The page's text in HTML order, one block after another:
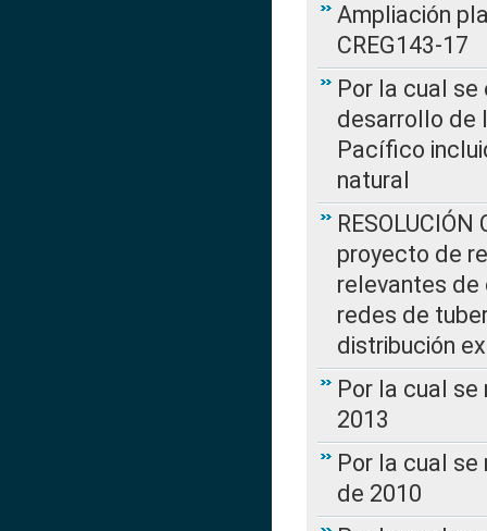
Ampliación
CREG143-17
Por la cual
desarrollo de
Pacífico
natural
proyecto de
relevantes de
redes de
distribución
Por la cual se
2013
Por la cual se
de 2010